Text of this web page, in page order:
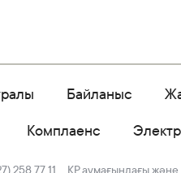
Байланыс
Комплаенс
258 77 11 ҚР аумағындағы және